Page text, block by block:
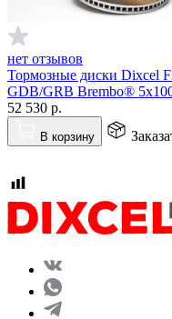
нет отзывов
Тормозные диски Dixcel
GDB/GRB Brembo®
52 530 р.
В корзину